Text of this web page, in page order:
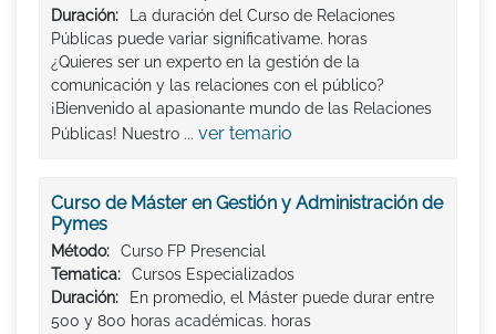
Duración:
La duración del Curso de Relaciones
Públicas puede variar significativame. horas
¿Quieres ser un experto en la gestión de la
comunicación y las relaciones con el público?
¡Bienvenido al apasionante mundo de las Relaciones
Públicas! Nuestro ... ver temario
Curso de Máster en Gestión y Administración de
Pymes
Método:
Curso FP Presencial
Tematica:
Cursos Especializados
Duración:
En promedio, el Máster puede durar entre
500 y 800 horas académicas. horas